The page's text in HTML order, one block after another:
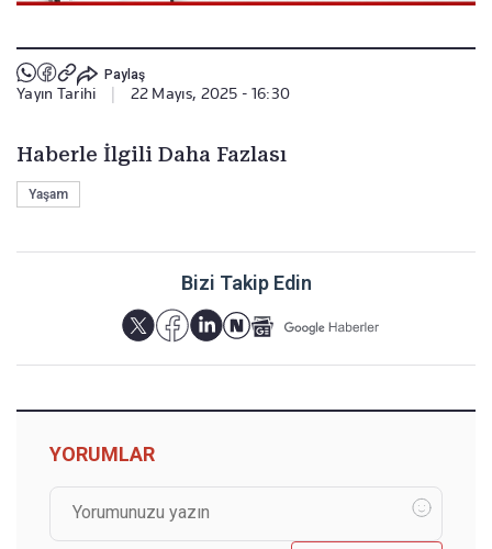
Paylaş
Yayın Tarihi 22 Mayıs, 2025 - 16:30
Haberle İlgili Daha Fazlası
Yaşam
Bizi Takip Edin
YORUMLAR